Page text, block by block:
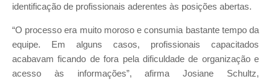
identificação de profissionais aderentes às posições abertas.
“O processo era muito moroso e consumia bastante tempo da
equipe. Em alguns casos, profissionais capacitados
acabavam ficando de fora pela dificuldade de organização e
acesso às informações”, afirma Josiane Schultz,